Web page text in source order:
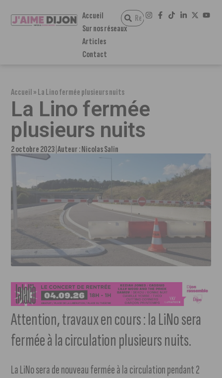
Accueil
Sur nos réseaux
Articles
Contact
Accueil»La Lino fermée plusieurs nuits
La Lino fermée
plusieurs nuits
2 octobre 2023 Auteur :Nicolas Salin
Attention, travaux en cours : la LiNo sera
fermée à la circulation plusieurs nuits.
La LiNo sera de nouveau fermée à la circulation pendant 2